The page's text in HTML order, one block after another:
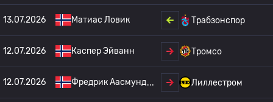
13.07.2026 Матиас Ловик Трабзонспор
12.07.2026 Каспер Эйванн Тромсо
12.07.2026 Фредрик Аасмунд Лиллестром